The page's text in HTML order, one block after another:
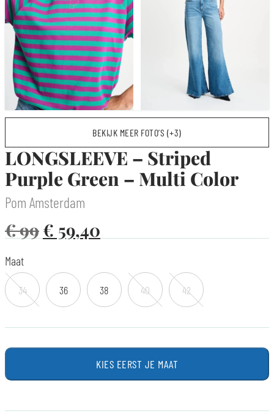
BEKIJK MEER FOTO’S (+3)
LONGSLEEVE – Striped
Purple Green – Multi Color
Pom Amsterdam
€99€ 59,40
Maat
34 36 38 40 42
KIES EERST JE MAAT